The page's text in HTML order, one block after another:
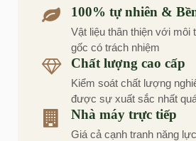
100% tự nhiên &
Vật liệu thân thiện với môi
gốc có trách nhiệm
Chất lượng cao cấp
Kiểm soát chất lượng
được sự xuất sắc nhất
Nhà máy trực tiếp
Giá cả cạnh tranh năng